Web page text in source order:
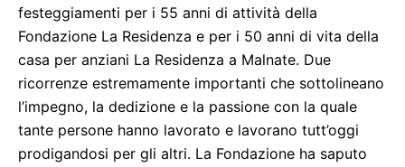
festeggiamenti per i 55 anni di attività della
Fondazione La Residenza e per i 50 anni di vita della
casa per anziani La Residenza a Malnate. Due
ricorrenze estremamente importanti che sottolineano
l’impegno, la dedizione e la passione con la quale
tante persone hanno lavorato e lavorano tutt’oggi
prodigandosi per gli altri. La Fondazione ha saputo